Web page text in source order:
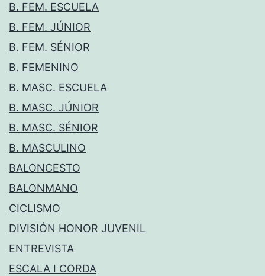
B. FEM. ESCUELA
B. FEM. JÚNIOR
B. FEM. SÉNIOR
B. FEMENINO
B. MASC. ESCUELA
B. MASC. JÚNIOR
B. MASC. SÉNIOR
B. MASCULINO
BALONCESTO
BALONMANO
CICLISMO
DIVISIÓN HONOR JUVENIL
ENTREVISTA
ESCALA I CORDA